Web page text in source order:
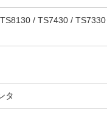
/ TS7430 /
タ